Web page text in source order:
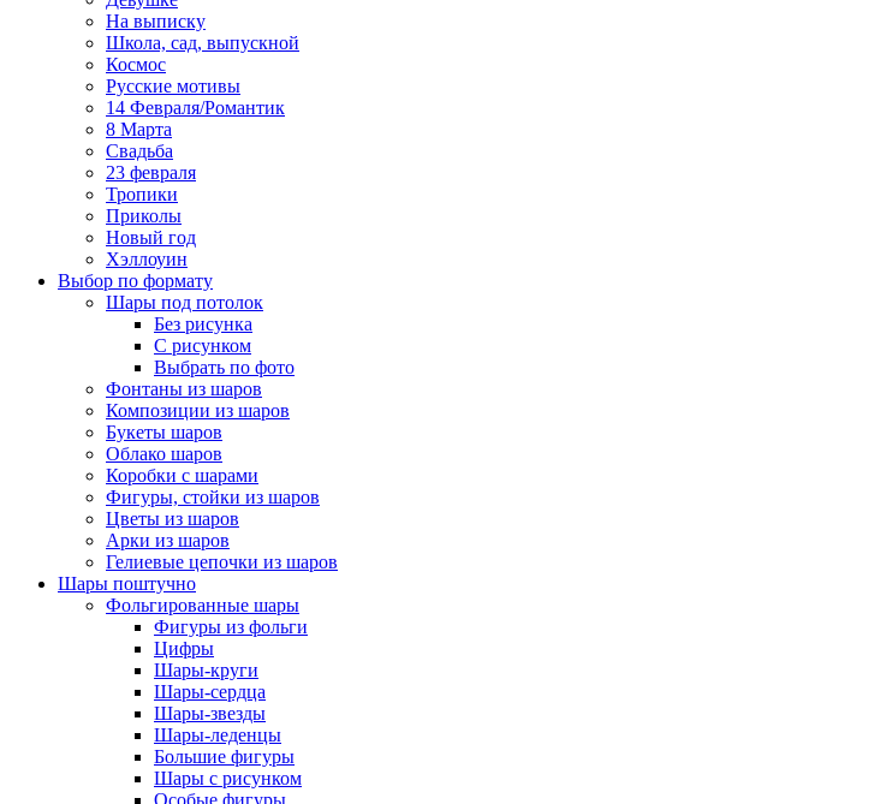
На выписку
Школа, сад, выпускной
Космос
Русские мотивы
14 Февраля/Романтик
8 Марта
Свадьба
23 февраля
Тропики
Приколы
Новый год
Хэллоуин
Выбор по формату
Шары под потолок
Без рисунка
С рисунком
Выбрать по фото
Фонтаны из шаров
Композиции из шаров
Букеты шаров
Облако шаров
Коробки с шарами
Фигуры, стойки из шаров
Цветы из шаров
Арки из шаров
Гелиевые цепочки из шаров
Шары поштучно
Фольгированные шары
Фигуры из фольги
Цифры
Шары-круги
Шары-сердца
Шары-звезды
Шары-леденцы
Большие фигуры
Шары с рисунком
Особые фигуры